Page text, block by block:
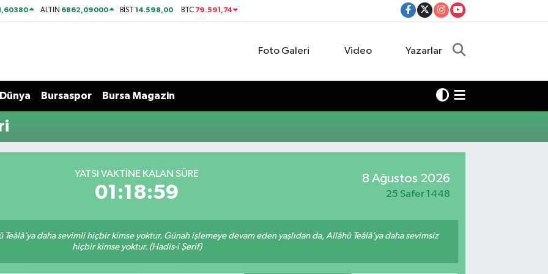
ALTIN 6862,09000 BİST14.598,00 BTC 79.591,74
Foto Galeri Video Yazarlar
Dünya Bursaspor Bursa Magazin
YATSI VAKTİNE KALAN SÜRE
01:18:58
8 Ağustos 2026
25 Safer 1448
daha sevimli hiçbir kimse yoktur. Günah işlemeye devam eden yaşlıdan da, Allâhü Teâlâ’ya daha sevimsiz
hiçbir kimse yoktur. (Hadis-i Şerif)